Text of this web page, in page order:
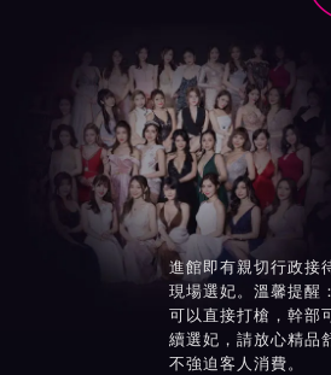
進館即有親切行政接
現場選妃。溫馨提醒
可以直接打槍，幹部
續選妃，請放心精品
不強迫客人消費。